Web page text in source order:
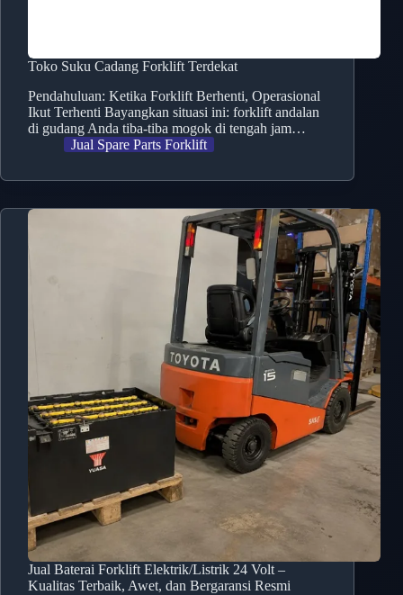
Toko Suku Cadang Forklift Terdekat
Pendahuluan: Ketika Forklift Berhenti, Operasional
Ikut Terhenti Bayangkan situasi ini: forklift andalan
di gudang Anda tiba-tiba mogok di tengah jam…
Jual Spare Parts Forklift
Jual Baterai Forklift Elektrik/Listrik 24 Volt –
Kualitas Terbaik, Awet, dan Bergaransi Resmi